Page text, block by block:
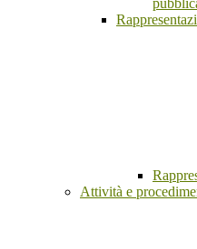
Attività e